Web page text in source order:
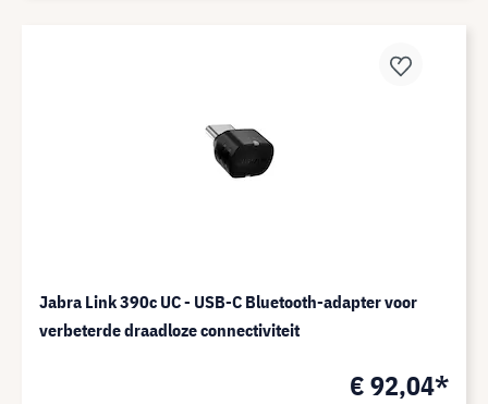
Jabra Link 390c UC - USB-C Bluetooth-adapter voor
verbeterde draadloze connectiviteit
€ 92,04*